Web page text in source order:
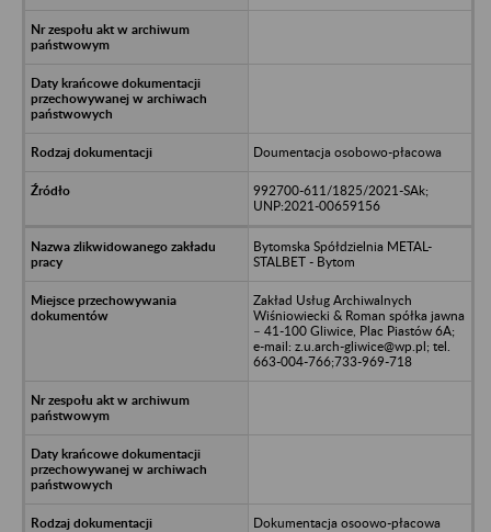
Doumentacja osobowo-płacowa
992700-611/1825/2021-SAk;
UNP:2021-00659156
Bytomska Spółdzielnia METAL-
STALBET - Bytom
Zakład Usług Archiwalnych
Wiśniowiecki & Roman spółka jawna
– 41-100 Gliwice, Plac Piastów 6A;
e-mail: z.u.arch-gliwice@wp.pl; tel.
663-004-766;733-969-718
Dokumentacja osoowo-płacowa